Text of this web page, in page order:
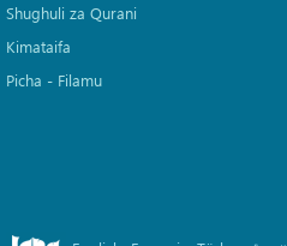
Shughuli za Qurani
Kimataifa
Picha‎ - Filamu‎